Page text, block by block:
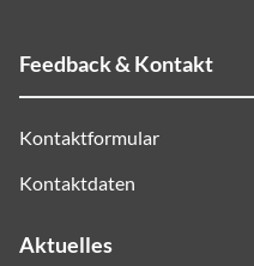
Feedback & Kontakt
Kontaktformular
Kontaktdaten
Aktuelles